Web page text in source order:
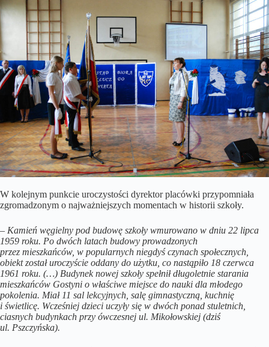
W kolejnym punkcie uroczystości dyrektor placówki przypomniała
zgromadzonym o najważniejszych momentach w historii szkoły.
– Kamień węgielny pod budowę szkoły wmurowano w dniu 22 lipca
1959 roku. Po dwóch latach budowy prowadzonych
przez mieszkańców, w popularnych niegdyś czynach społecznych,
obiekt został uroczyście oddany do użytku, co nastąpiło 18 czerwca
1961 roku. (…) Budynek nowej szkoły spełnił długoletnie starania
mieszkańców Gostyni o właściwe miejsce do nauki dla młodego
pokolenia. Miał 11 sal lekcyjnych, salę gimnastyczną, kuchnię
i świetlicę. Wcześniej dzieci uczyły się w dwóch ponad stuletnich,
ciasnych budynkach przy ówczesnej ul. Mikołowskiej (dziś
ul. Pszczyńska).